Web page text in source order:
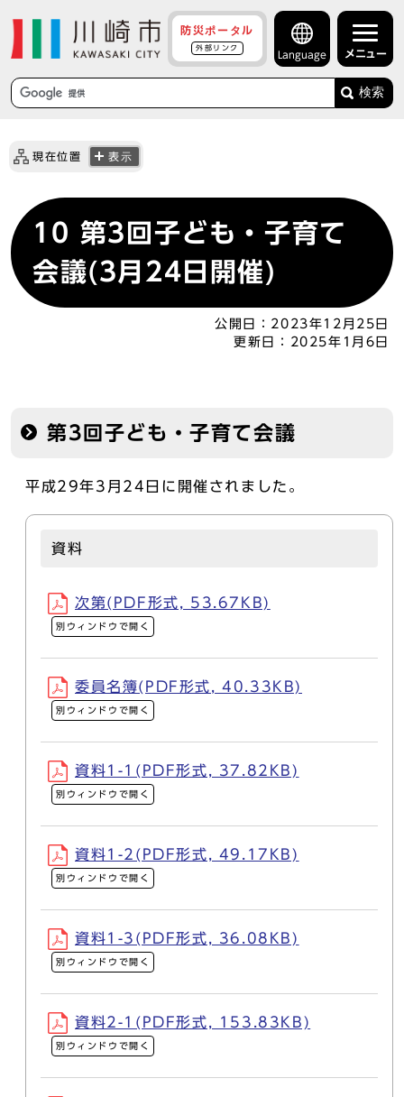
防災ポータル
外部リンク
Language メニュー
検索
現在位置 表示
10 第3回子ども・子育て
会議(3月24日開催)
公開日： 2023年12月25日
更新日：
2025年1月6日
第3回子ども・子育て会議
平成29年3月24日に開催されました。
資料
次第(PDF形式, 53.67KB)
別ウィンドウで開く
委員名簿(PDF形式, 40.33KB)
別ウィンドウで開く
資料1-1(PDF形式, 37.82KB)
別ウィンドウで開く
資料1-2(PDF形式, 49.17KB)
別ウィンドウで開く
資料1-3(PDF形式, 36.08KB)
別ウィンドウで開く
資料2-1(PDF形式, 153.83KB)
別ウィンドウで開く